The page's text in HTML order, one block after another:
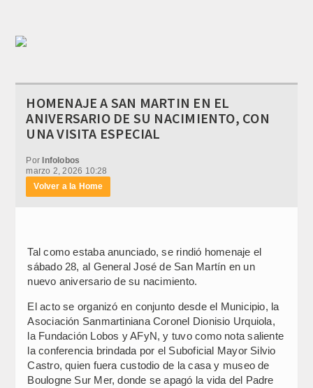
HOMENAJE A SAN MARTIN EN EL
ANIVERSARIO DE SU NACIMIENTO, CON
UNA VISITA ESPECIAL
Por Infolobos
marzo 2, 2026 10:28
Volver a la Home
Tal como estaba anunciado, se rindió homenaje el
sábado 28, al General José de San Martín en un
nuevo aniversario de su nacimiento.
El acto se organizó en conjunto desde el Municipio, la
Asociación Sanmartiniana Coronel Dionisio Urquiola,
la Fundación Lobos y AFyN, y tuvo como nota saliente
la conferencia brindada por el Suboficial Mayor Silvio
Castro, quien fuera custodio de la casa y museo de
Boulogne Sur Mer, donde se apagó la vida del Padre